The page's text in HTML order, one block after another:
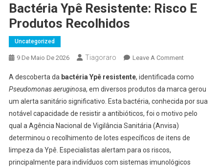
Bactéria Ypê Resistente: Risco E
Produtos Recolhidos
Uncategorized
9 De Maio De 2026 Tiagoraro Leave A CommentOn
Ypê
Resistente:
Risco
E
Recolhidos
A descoberta da bactéria Ypê resistente, identificada como
Pseudomonas aeruginosa, em diversos produtos da marca gerou
um alerta sanitário significativo. Esta bactéria, conhecida por sua
notável capacidade de resistir a antibióticos, foi o motivo pelo
qual a Agência Nacional de Vigilância Sanitária (Anvisa)
determinou o recolhimento de lotes específicos de itens de
limpeza da Ypê. Especialistas alertam para os riscos,
principalmente para indivíduos com sistemas imunológicos